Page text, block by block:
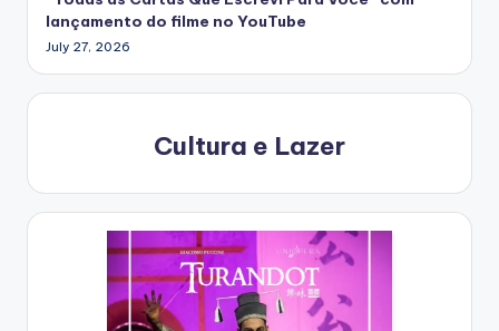
lançamento do filme no YouTube
July 27, 2026
Cultura e Lazer